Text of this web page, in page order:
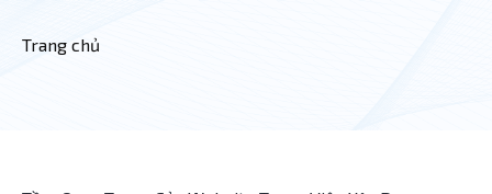
Bạn đang ở đây
Trang chủ